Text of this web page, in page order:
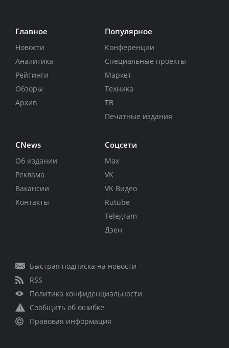
Главное
Новости
Аналитика
Рейтинги
Обзоры
Архив
Популярное
Конференции
Специальные проекты
Маркет
Техника
ТВ
Печатные издания
CNews
Об издании
Реклама
Вакансии
Контакты
Соцсети
Max
VK
VK Видео
Rutube
Telegram
Дзен
Быстрая подписка на новости
RSS
Политика конфиденциальности
Сообщить об ошибке
Правовая информация